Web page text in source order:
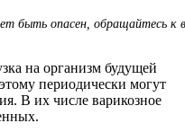
быть опасен, обращайтесь к
на организм будущей
периодически могут
В их числе варикозное